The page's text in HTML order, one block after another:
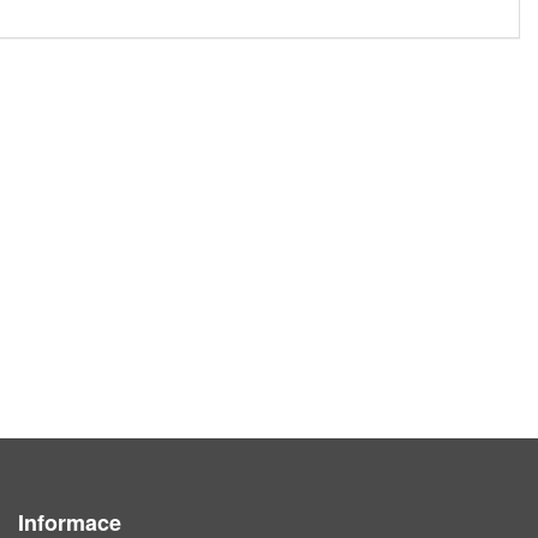
Informace